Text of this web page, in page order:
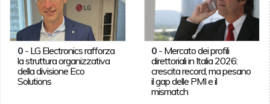
0- LG Electronics rafforza
la struttura organizzativa
della divisione Eco
Solutions
0 - Mercato dei profili
direttoriali in Italia 2026:
crescita record, ma pesano
il gap delle PMI e il
mismatch